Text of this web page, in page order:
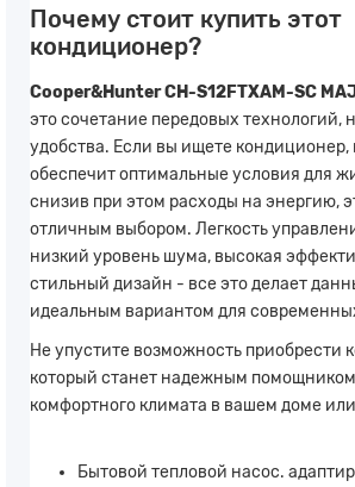
Почему стоит купить этот
кондиционер?
Cooper&Hunter CH-S12FTXAM-SC
это сочетание передовых технологий,
удобства. Если вы ищете кондиционер,
обеспечит оптимальные условия для
снизив при этом расходы на энергию,
отличным выбором. Легкость
низкий уровень шума, высокая
стильный дизайн - все это делает
идеальным вариантом для
Не упустите возможность приобрести
который станет надежным
комфортного климата в вашем доме
Бытовой тепловой насос.